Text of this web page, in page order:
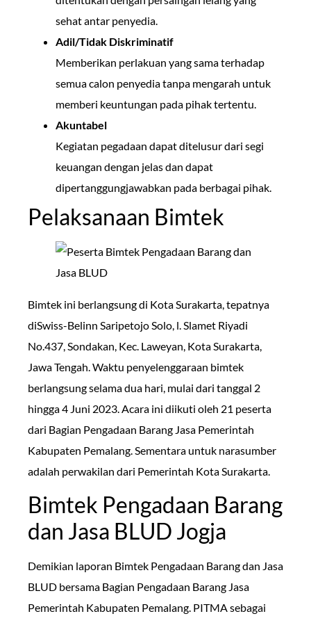
sehat antar penyedia.
Adil/Tidak Diskriminatif
Memberikan perlakuan yang sama terhadap
semua calon penyedia tanpa mengarah untuk
memberi keuntungan pada pihak tertentu.
Akuntabel
Kegiatan pegadaan dapat ditelusur dari segi
keuangan dengan jelas dan dapat
dipertanggungjawabkan pada berbagai pihak.
Pelaksanaan Bimtek
Bimtek ini berlangsung di Kota Surakarta, tepatnya
diSwiss-Belinn Saripetojo Solo, l. Slamet Riyadi
No.437, Sondakan, Kec. Laweyan, Kota Surakarta,
Jawa Tengah. Waktu penyelenggaraan bimtek
berlangsung selama dua hari, mulai dari tanggal 2
hingga 4 Juni 2023. Acara ini diikuti oleh 21 peserta
dari Bagian Pengadaan Barang Jasa Pemerintah
Kabupaten Pemalang. Sementara untuk narasumber
adalah perwakilan dari Pemerintah Kota Surakarta.
Bimtek Pengadaan Barang
dan Jasa BLUD Jogja
Demikian laporan Bimtek Pengadaan Barang dan Jasa
BLUD bersama Bagian Pengadaan Barang Jasa
Pemerintah Kabupaten Pemalang. PITMA sebagai